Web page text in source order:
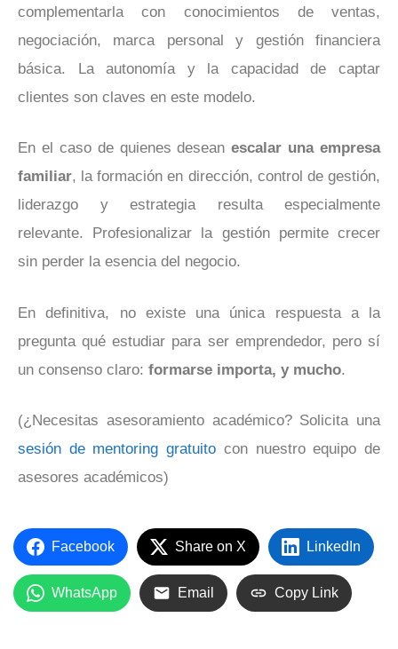
complementarla con conocimientos de ventas,
negociación, marca personal y gestión financiera
básica. La autonomía y la capacidad de captar
clientes son claves en este modelo.
En el caso de quienes deseanescalar una empresa
familiar, la formación en dirección, control de gestión,
liderazgo y estrategia resulta especialmente
relevante. Profesionalizar la gestión permite crecer
sin perder la esencia del negocio.
En definitiva, no existe una única respuesta a la
pregunta qué estudiar para ser emprendedor, pero sí
un consenso claro: formarse importa, y mucho.
(¿Necesitas asesoramiento académico? Solicita una
sesión de mentoring gratuito con nuestro equipo de
asesores académicos)
Facebook Share on X LinkedIn
WhatsApp Email Copy Link